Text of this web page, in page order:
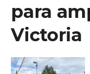
para
Victoria